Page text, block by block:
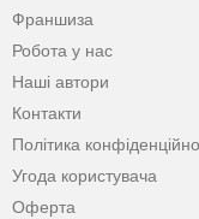
Франшиза
Робота у нас
Наші автори
Контакти
Політика
Угода користувача
Оферта